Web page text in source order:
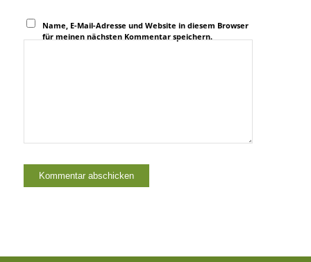
Name, E-Mail-Adresse und Website in diesem Browser
für meinen nächsten Kommentar speichern.